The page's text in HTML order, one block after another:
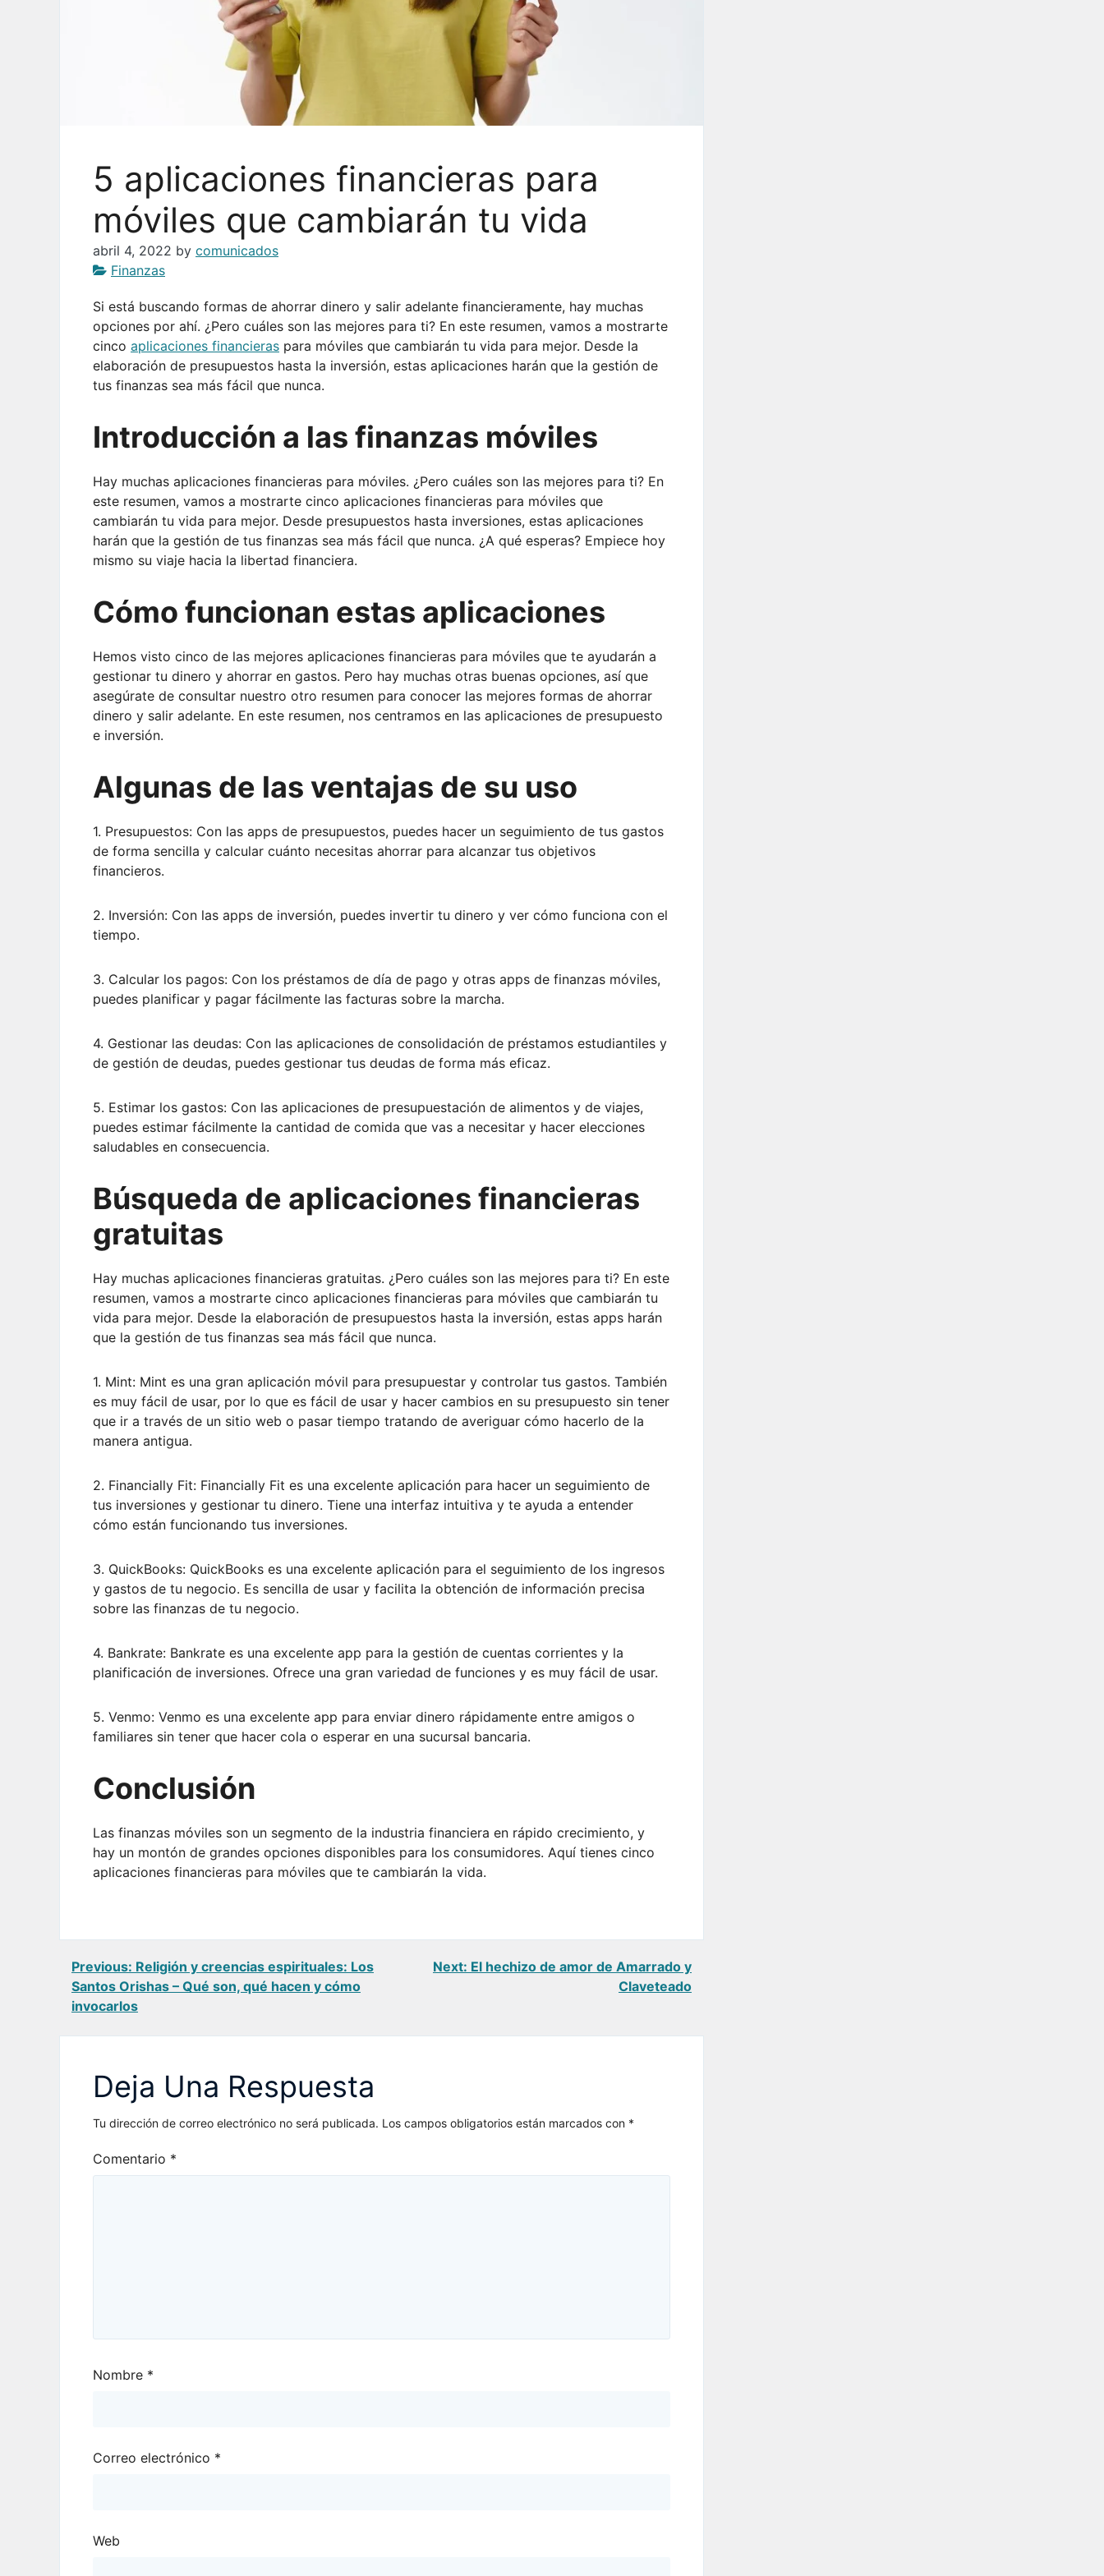
5 aplicaciones financieras para
móviles que cambiarán tu vida
abril 4, 2022 by comunicados
Finanzas
Si está buscando formas de ahorrar dinero y salir adelante financieramente, hay muchas
opciones por ahí. ¿Pero cuáles son las mejores para ti? En este resumen, vamos a mostrarte
cinco aplicaciones financieras para móviles que cambiarán tu vida para mejor. Desde la
elaboración de presupuestos hasta la inversión, estas aplicaciones harán que la gestión de
tus finanzas sea más fácil que nunca.
Introducción a las finanzas móviles
Hay muchas aplicaciones financieras para móviles. ¿Pero cuáles son las mejores para ti? En
este resumen, vamos a mostrarte cinco aplicaciones financieras para móviles que
cambiarán tu vida para mejor. Desde presupuestos hasta inversiones, estas aplicaciones
harán que la gestión de tus finanzas sea más fácil que nunca. ¿A qué esperas? Empiece hoy
mismo su viaje hacia la libertad financiera.
Cómo funcionan estas aplicaciones
Hemos visto cinco de las mejores aplicaciones financieras para móviles que te ayudarán a
gestionar tu dinero y ahorrar en gastos. Pero hay muchas otras buenas opciones, así que
asegúrate de consultar nuestro otro resumen para conocer las mejores formas de ahorrar
dinero y salir adelante. En este resumen, nos centramos en las aplicaciones de presupuesto
e inversión.
Algunas de las ventajas de su uso
1. Presupuestos: Con las apps de presupuestos, puedes hacer un seguimiento de tus gastos
de forma sencilla y calcular cuánto necesitas ahorrar para alcanzar tus objetivos
financieros.
2. Inversión: Con las apps de inversión, puedes invertir tu dinero y ver cómo funciona con el
tiempo.
3. Calcular los pagos: Con los préstamos de día de pago y otras apps de finanzas móviles,
puedes planificar y pagar fácilmente las facturas sobre la marcha.
4. Gestionar las deudas: Con las aplicaciones de consolidación de préstamos estudiantiles y
de gestión de deudas, puedes gestionar tus deudas de forma más eficaz.
5. Estimar los gastos: Con las aplicaciones de presupuestación de alimentos y de viajes,
puedes estimar fácilmente la cantidad de comida que vas a necesitar y hacer elecciones
saludables en consecuencia.
Búsqueda de aplicaciones financieras
gratuitas
Hay muchas aplicaciones financieras gratuitas. ¿Pero cuáles son las mejores para ti? En este
resumen, vamos a mostrarte cinco aplicaciones financieras para móviles que cambiarán tu
vida para mejor. Desde la elaboración de presupuestos hasta la inversión, estas apps harán
que la gestión de tus finanzas sea más fácil que nunca.
1. Mint: Mint es una gran aplicación móvil para presupuestar y controlar tus gastos. También
es muy fácil de usar, por lo que es fácil de usar y hacer cambios en su presupuesto sin tener
que ir a través de un sitio web o pasar tiempo tratando de averiguar cómo hacerlo de la
manera antigua.
2. Financially Fit: Financially Fit es una excelente aplicación para hacer un seguimiento de
tus inversiones y gestionar tu dinero. Tiene una interfaz intuitiva y te ayuda a entender
cómo están funcionando tus inversiones.
3. QuickBooks: QuickBooks es una excelente aplicación para el seguimiento de los ingresos
y gastos de tu negocio. Es sencilla de usar y facilita la obtención de información precisa
sobre las finanzas de tu negocio.
4. Bankrate: Bankrate es una excelente app para la gestión de cuentas corrientes y la
planificación de inversiones. Ofrece una gran variedad de funciones y es muy fácil de usar.
5. Venmo: Venmo es una excelente app para enviar dinero rápidamente entre amigos o
familiares sin tener que hacer cola o esperar en una sucursal bancaria.
Conclusión
Las finanzas móviles son un segmento de la industria financiera en rápido crecimiento, y
hay un montón de grandes opciones disponibles para los consumidores. Aquí tienes cinco
aplicaciones financieras para móviles que te cambiarán la vida.
Navegación
de
entradas
Previous: Religión y creencias espirituales: Los
Santos Orishas – Qué son, qué hacen y cómo
invocarlos
Next: El hechizo de amor de Amarrado y
Claveteado
Deja Una Respuesta
Tu dirección de correo electrónico no será publicada. Los campos obligatorios están marcados con *
Comentario *
Nombre *
Correo electrónico *
Web